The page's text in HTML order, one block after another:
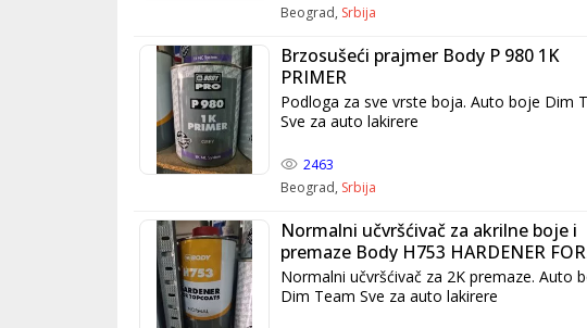
Beograd, Srbija
Brzosušeći prajmer Body P 980 1K
PRIMER
Podloga za sve vrste boja. Auto boje Dim Team
Sve za auto lakirere
2463
Beograd, Srbija
Normalni učvršćivač za akrilne boje i
premaze Body H753 HARDENER FOR
TOPCOATS NORMAL
Normalni učvršćivač za 2K premaze. Auto boje
Dim Team Sve za auto lakirere